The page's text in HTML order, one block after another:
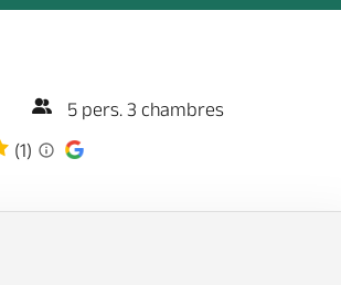
5 pers. 3 chambres
(1)